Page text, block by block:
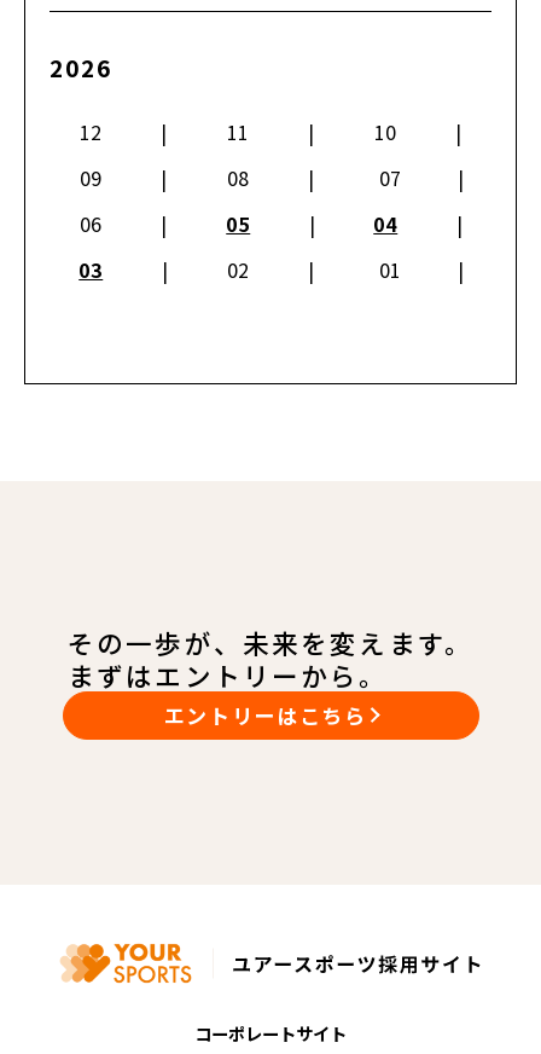
2026
12 11
10
09
08
07
06
05
04
03
02 01
その一歩が、未来を変えます。
まずはエントリーから。
エントリーはこちら
コーポレートサイト